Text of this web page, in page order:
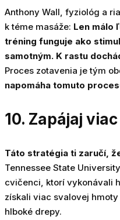
Anthony Wall, fyziológ a
k téme masáže: Len málo
tréning funguje ako
samotným. K rastu
Proces zotavenia je tým
napomáha tomuto
10. Zapájaj
Táto stratégia ti zaručí,
Tennessee State
cvičenci, ktorí vykonávali
získali viac svalovej
hlboké drepy.